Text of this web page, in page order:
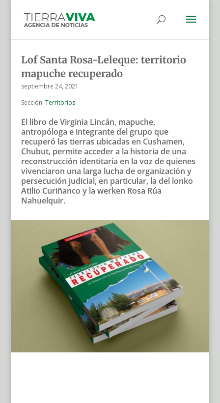
Lof Santa Rosa-Leleque: territorio
mapuche recuperado
septiembre 24, 2021
Sección: Territorios
El libro de Virginia Lincán, mapuche,
antropóloga e integrante del grupo que
recuperó las tierras ubicadas en Cushamen,
Chubut, permite acceder a la historia de una
reconstrucción identitaria en la voz de quienes
vivenciaron una larga lucha de organización y
persecución judicial, en particular, la del lonko
Atilio Curiñanco y la werken Rosa Rúa
Nahuelquir.